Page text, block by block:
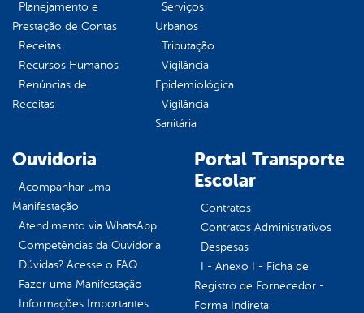
Planejamento e
Prestação de Contas
Receitas
Recursos Humanos
Renúncias de
Receitas
Serviços
Urbanos
Tributação
Vigilância
Epidemiológica
Vigilância
Sanitária
Ouvidoria
Acompanhar uma
Manifestação
Atendimento via WhatsApp
Competências da Ouvidoria
Dúvidas? Acesse o FAQ
Fazer uma Manifestação
Informações Importantes
Portal Transporte
Escolar
Contratos
Contratos Administrativos
Despesas
I - Anexo I - Ficha de
Registro de Fornecedor -
Forma Indireta